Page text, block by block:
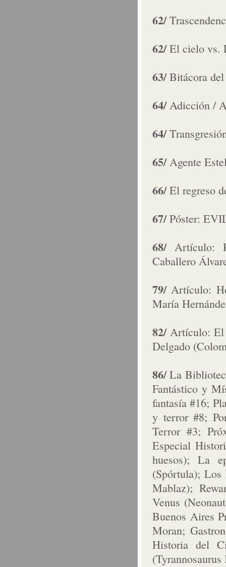
62/
62/El cielo vs.
63/Bitácora
64/Adicción /
64/
65/Agente
66/El regreso
67/Póster:
68/Artículo:
Caballero
79/Artículo:
María
82/Artículo: El
Delgado
86/La
Fantástico y
fantasía #16;
y terror #8;
Terror #3;
Especial
huesos); La
(Spórtula);
Mablaz);
Venus
Buenos Aires
Moran;
Historia del